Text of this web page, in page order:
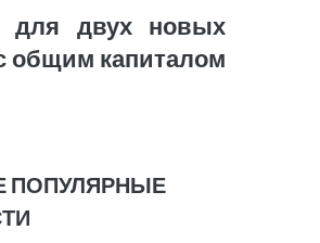
для двух новых
общим капиталом
ПОПУЛЯРНЫЕ